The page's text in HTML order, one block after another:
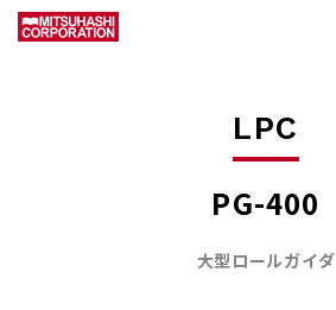
LPC
PG-400
大型ロールガイダ